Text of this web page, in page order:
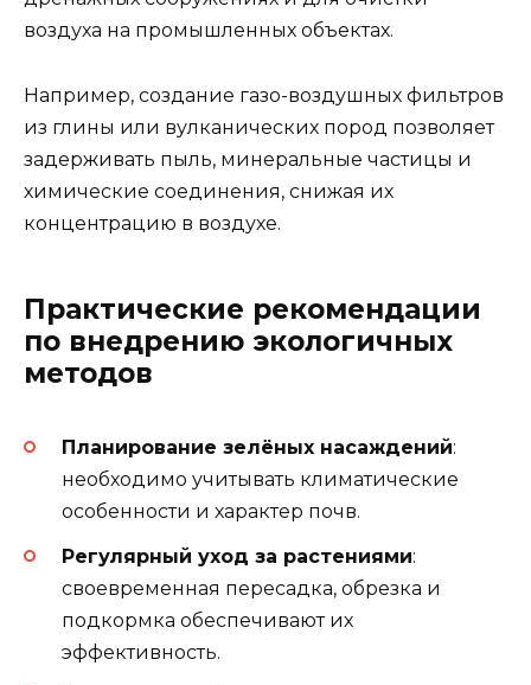
воздуха на промышленных объектах.
Например, создание газо-воздушных фильтров
из глины или вулканических пород позволяет
задерживать пыль, минеральные частицы и
химические соединения, снижая их
концентрацию в воздухе.
Практические рекомендации
по внедрению экологичных
методов
Планирование зелёных насаждений:
необходимо учитывать климатические
особенности и характер почв.
Регулярный уход за растениями:
своевременная пересадка, обрезка и
подкормка обеспечивают их
эффективность.